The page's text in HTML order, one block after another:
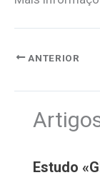
ANTERIOR
Estudo